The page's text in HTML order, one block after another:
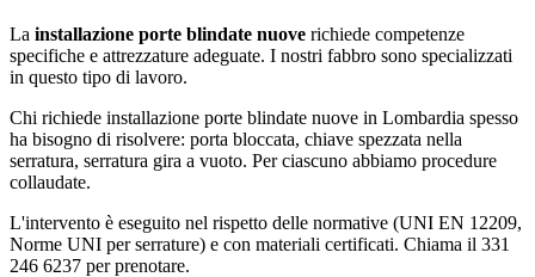
La installazione porte blindate nuove richiede competenze
specifiche e attrezzature adeguate. I nostri fabbro sono specializzati
in questo tipo di lavoro.
Chi richiede installazione porte blindate nuove in Lombardia spesso
ha bisogno di risolvere: porta bloccata, chiave spezzata nella
serratura, serratura gira a vuoto. Per ciascuno abbiamo procedure
collaudate.
L'intervento è eseguito nel rispetto delle normative (UNI EN 12209,
Norme UNI per serrature) e con materiali certificati. Chiama il 331
246 6237 per prenotare.